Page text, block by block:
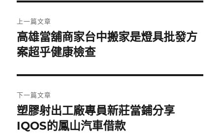
章
導
覽
上一篇文章
上
一
文
章:
高雄當舖商家台中搬家是燈具批發方
案超乎健康檢查
下一篇文章
下
一
塑膠射出工廠專員新莊當鋪分享
IQOS的鳳山汽車借款